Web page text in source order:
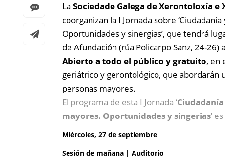
La Sociedade Galega de Xerontoloxía e
coorganizan la I Jornada sobre
Oportunidades y sinergias’, que tendrá
de Afundación (rúa Policarpo Sanz, 24-26)
Abierto a todo el público y gratuito, en
geriátrico y gerontológico, que abordarán
personas mayores.
El programa de esta I Jornada ‘
mayores. Oportunidades y singerias’
Miércoles, 27 de septiembre
Sesión de mañana | Auditorio